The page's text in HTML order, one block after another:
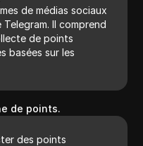
de médias sociaux
Il comprend
de points
basées sur les
de points.
des points